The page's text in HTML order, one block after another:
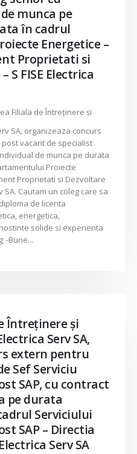
munca pe
în cadrul
Energetice –
Proprietati si
S FISE Electrica
Filiala de Întreţinere şi
SA, organizeaza concurs
vacant de specialist
de munca pe durata
Proiecte
Proprietati si Dezvoltare
SA. Cautam un coleg care sa
de licenta
energetica,
solide si experienta
-Bune...
Întreţinere şi
Serv SA,
extern pentru
Sef Serviciu
SAP, cu contract
pe durata
Serviciului
SAP – Directia
Serv SA